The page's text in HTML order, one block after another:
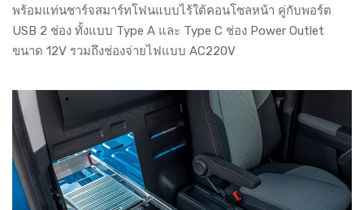
พร้อมแท่นชาร์จสมาร์ทโฟนแบบไร้ใต้คอนโซลหน้า คู่กับพอร์ต
USB 2 ช่อง ทั้งแบบ Type A และ Type C ช่อง Power Outlet
ขนาด 12V รวมถึงช่องจ่ายไฟแบบ AC220V